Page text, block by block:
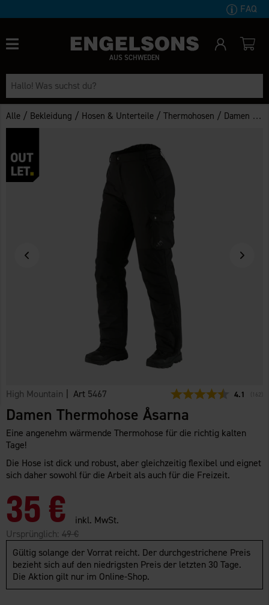
FAQ
AUS SCHWEDEN
Alle / Bekleidung / Hosen & Unterteile /Thermohosen / Damen Thermohose Åsarna
High Mountain | Art 5467 4.1 162
Damen Thermohose Åsarna
Eine angenehm wärmende Thermohose für die richtig kalten
Tage!
Die Hose ist dick und robust, aber gleichzeitig flexibel und eignet
sich daher sowohl für die Arbeit als auch für die Freizeit.
35 €
inkl. MwSt.
Ursprünglich: 49 €
Gültig solange der Vorrat reicht. Der durchgestrichene Preis
bezieht sich auf den niedrigsten Preis der letzten 30 Tage.
Die Aktion gilt nur im Online-Shop.